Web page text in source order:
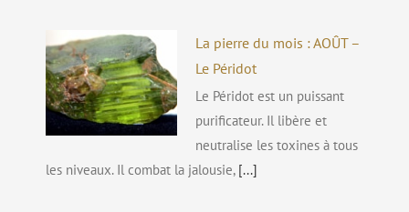
La pierre du mois : AOÛT –
Le Péridot
Le Péridot est un puissant
purificateur. Il libère et
neutralise les toxines à tous
les niveaux. Il combat la jalousie,[...]